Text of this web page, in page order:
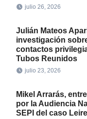
julio 26, 2026
Julián Mateos
investigación
contactos
Tubos Reunidos
julio 23, 2026
Mikel Arrarás,
por la Audiencia
SEPI del caso Leire